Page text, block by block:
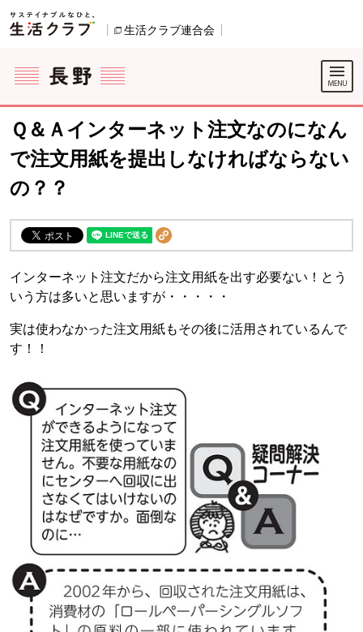
ページの先頭です。
生活クラブ連合会
ここからサイト内共通メニューです。
サイト内共通メニューをスキップする
Ｑ＆Ａインターネット注文なのになん
で注文用紙を提出しなければならない
の？？
インターネット注文だから注文用紙を出す必要ない！とう
いう方は多いと思いますが・・・・・
実は使わなかった注文用紙もその後に活用されているんで
す！！